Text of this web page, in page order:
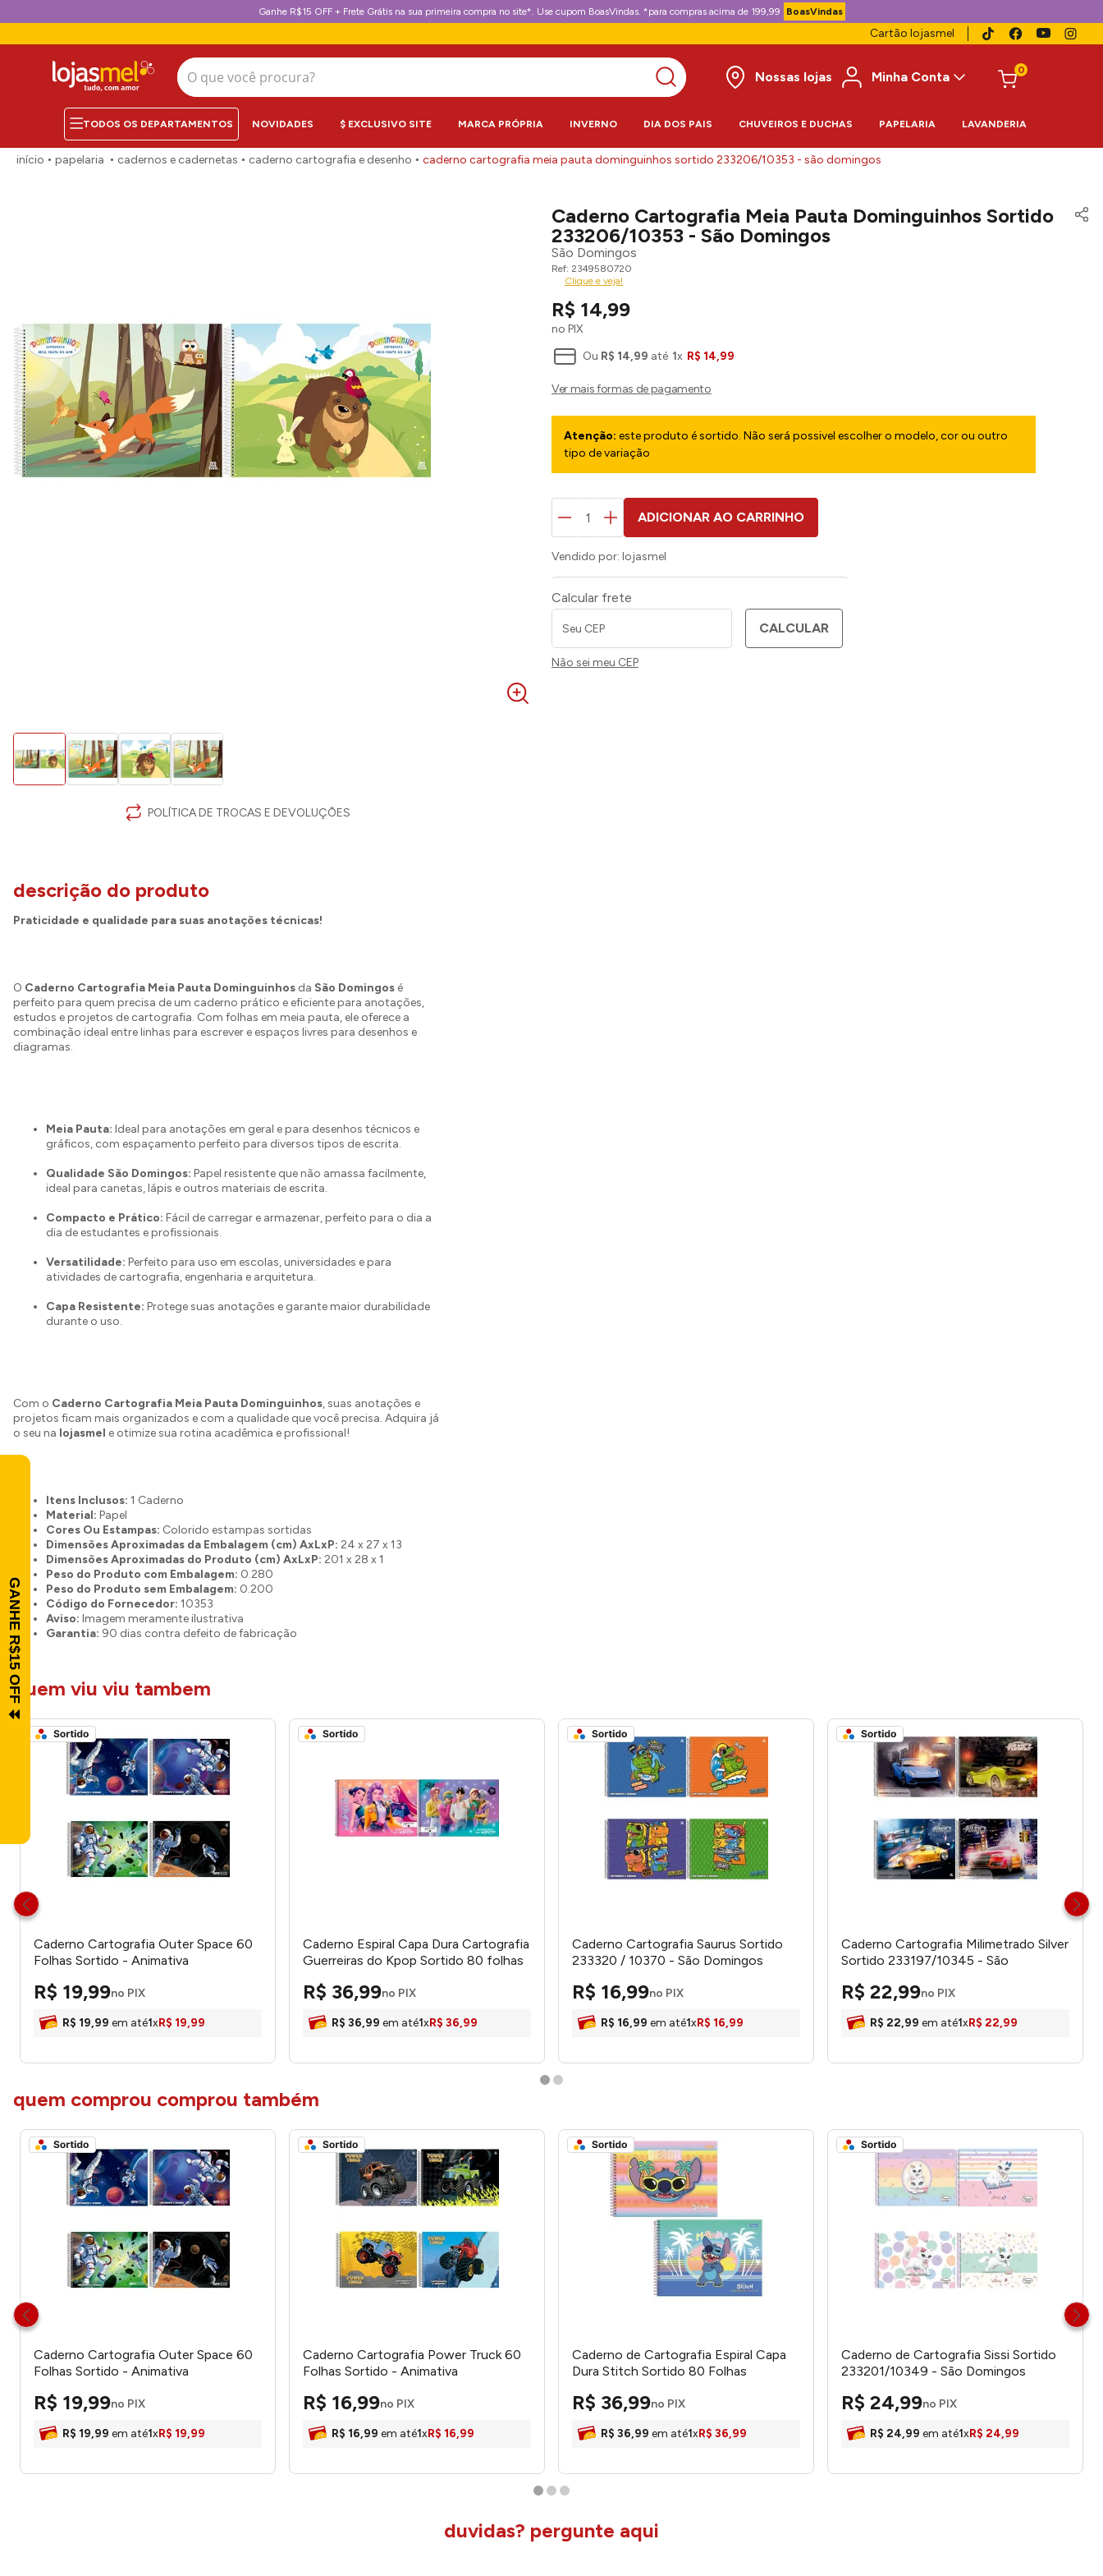
Ganhe R$15 OFF + Frete Grátis na sua primeira compra no site*. Use cupom BoasVindas. *para compras acima de 199,99 BoasVindas
Cartão lojasmel
O que você procura?
Nossas lojas
Minha Conta 0
NOVIDADES $ EXCLUSIVO SITE MARCA PRÓPRIA INVERNO DIA DOS PAIS CHUVEIROS E DUCHAS PAPELARIA LAVANDERIA
papelaria cadernos e cadernetas caderno cartografia e desenho caderno cartografia meia pauta dominguinhos sortido 233206/10353 - são domingos
POLÍTICA DE TROCAS E DEVOLUÇÕES
Caderno Cartografia Meia Pauta Dominguinhos Sortido
233206/10353 - São Domingos
São Domingos
2349580720
Clique e veja!
R$ 14,99
no PIX
Ou R$ 14,99 até 1x R$ 14,99
Atenção: este produto é sortido. Não será possivel escolher o modelo, cor ou outro
tipo de variação
ADICIONAR AO CARRINHO
Vendido por: lojasmel
Calcular frete
CALCULAR
Não sei meu CEP
descrição do produto
Praticidade e qualidade para suas anotações técnicas!
O Caderno Cartografia Meia Pauta Dominguinhos da São Domingos é
perfeito para quem precisa de um caderno prático e eficiente para anotações,
estudos e projetos de cartografia. Com folhas em meia pauta, ele oferece a
combinação ideal entre linhas para escrever e espaços livres para desenhos e
diagramas.
Meia Pauta: Ideal para anotações em geral e para desenhos técnicos e
gráficos, com espaçamento perfeito para diversos tipos de escrita.
Qualidade São Domingos: Papel resistente que não amassa facilmente,
ideal para canetas, lápis e outros materiais de escrita.
Compacto e Prático: Fácil de carregar e armazenar, perfeito para o dia a
dia de estudantes e profissionais.
Versatilidade: Perfeito para uso em escolas, universidades e para
atividades de cartografia, engenharia e arquitetura.
Capa Resistente: Protege suas anotações e garante maior durabilidade
durante o uso.
Com o Caderno Cartografia Meia Pauta Dominguinhos, suas anotações e
projetos ficam mais organizados e com a qualidade que você precisa. Adquira já
o seu na lojasmel e otimize sua rotina acadêmica e profissional!
Itens Inclusos: 1 Caderno
Material: Papel
Cores Ou Estampas: Colorido estampas sortidas
Dimensões Aproximadas da Embalagem (cm) AxLxP: 24 x 27 x 13
Dimensões Aproximadas do Produto (cm) AxLxP: 201 x 28 x 1
Peso do Produto com Embalagem: 0.280
Peso do Produto sem Embalagem: 0.200
Código do Fornecedor: 10353
Aviso: Imagem meramente ilustrativa
Garantia: 90 dias contra defeito de fabricação
quem viu viu tambem
Caderno Cartografia Outer Space 60
Folhas Sortido - Animativa
R$ 19,99no PIX
R$ 19,99 em até1xR$ 19,99
Caderno Espiral Capa Dura Cartografia
Guerreiras do Kpop Sortido 80 folhas
R$ 36,99no PIX
R$ 36,99 em até1xR$ 36,99
Caderno Cartografia Saurus Sortido
233320 / 10370 - São Domingos
R$ 16,99no PIX
R$ 16,99 em até1xR$ 16,99
Caderno Cartografia Milimetrado Silver
Sortido 233197/10345 - São
R$ 22,99no PIX
R$ 22,99 em até1xR$ 22,99
quem comprou comprou também
Caderno Cartografia Outer Space 60
Folhas Sortido - Animativa
R$ 19,99no PIX
R$ 19,99 em até1xR$ 19,99
Caderno Cartografia Power Truck 60
Folhas Sortido - Animativa
R$ 16,99no PIX
R$ 16,99 em até1xR$ 16,99
Caderno de Cartografia Espiral Capa
Dura Stitch Sortido 80 Folhas
R$ 36,99no PIX
R$ 36,99 em até1xR$ 36,99
Caderno de Cartografia Sissi Sortido
233201/10349 - São Domingos
R$ 24,99no PIX
R$ 24,99 em até1xR$ 24,99
duvidas? pergunte aqui